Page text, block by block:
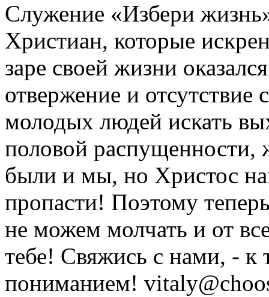
Служение «Избери
Христиан, которые
заре своей жизни
отвержение и
молодых людей искать
половой распущенности,
были и мы, но Христос
пропасти! Поэтому
не можем молчать и от
тебе! Свяжись с нами, - к
пониманием!